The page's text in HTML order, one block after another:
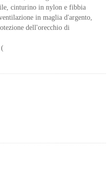
cinturino in nylon e fibbia
in maglia d'argento,
dell'orecchio di